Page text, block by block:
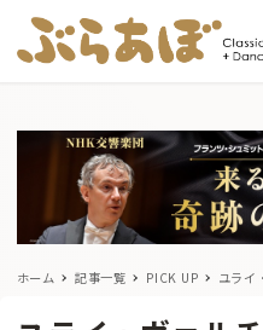
ホーム 記事一覧 PICK UP ユライ